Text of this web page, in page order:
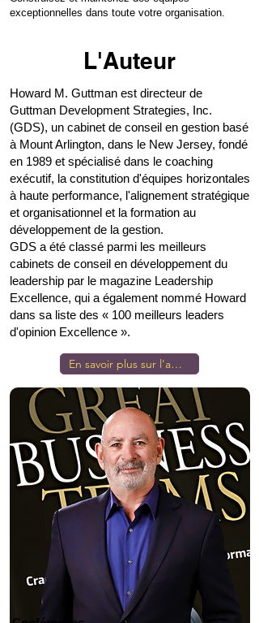
exceptionnelles dans toute votre organisation.
L'Auteur
Howard M. Guttman est directeur de
Guttman Development Strategies, Inc.
(GDS), un cabinet de conseil en gestion basé
à Mount Arlington, dans le New Jersey, fondé
en 1989 et spécialisé dans le coaching
exécutif, la constitution d'équipes horizontales
à haute performance, l'alignement stratégique
et organisationnel et la formation au
développement de la gestion.
GDS a été classé parmi les meilleurs
cabinets de conseil en développement du
leadership par le magazine Leadership
Excellence, qui a également nommé Howard
dans sa liste des « 100 meilleurs leaders
d'opinion Excellence ».
En savoir plus sur l'auteur